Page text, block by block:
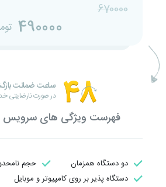
670000
490000
فهرست ویژگی های سرویس
ساعت ضمانت
در صورت نارضایتی
دو دستگاه همزمان
حجم
دستگاه پذیر بر روی کامپیوتر و موبایل